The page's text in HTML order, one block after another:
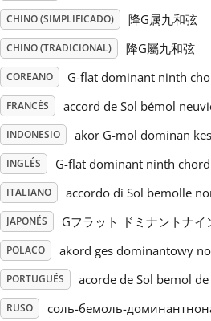
Svenska
Türkçe
Українська
简体中文
繁體中文
CHINO (SIMPLIFICADO) 降G属九和弦
CHINO (TRADICIONAL) 降G屬九和弦
COREANO G-flat dominant ninth
FRANCÉS accord de Sol bémol
INDONESIO akor G-mol dominan
INGLÉS G-flat dominant ninth chord
ITALIANO accordo di Sol bemolle
JAPONÉS Gフラット ドミナントナイ
POLACO akord ges dominantowy
PORTUGUÉS acorde de Sol bemol
RUSO соль-бемоль-